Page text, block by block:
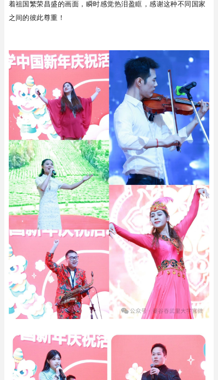
着祖国繁荣昌盛的画面，瞬时感觉热泪盈眶️，感谢这种不同国家
之间的彼此尊重！